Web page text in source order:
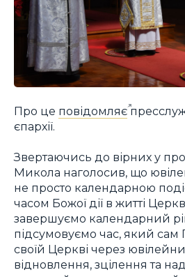
Про це повідомляє
єпархії.
Звертаючись до вірних у
Микола наголосив, що
не просто календарною
часом Божої дії в житті
завершуємо календарний
підсумовуємо час, який сам
своїй Церкві через
відновлення, зцілення та